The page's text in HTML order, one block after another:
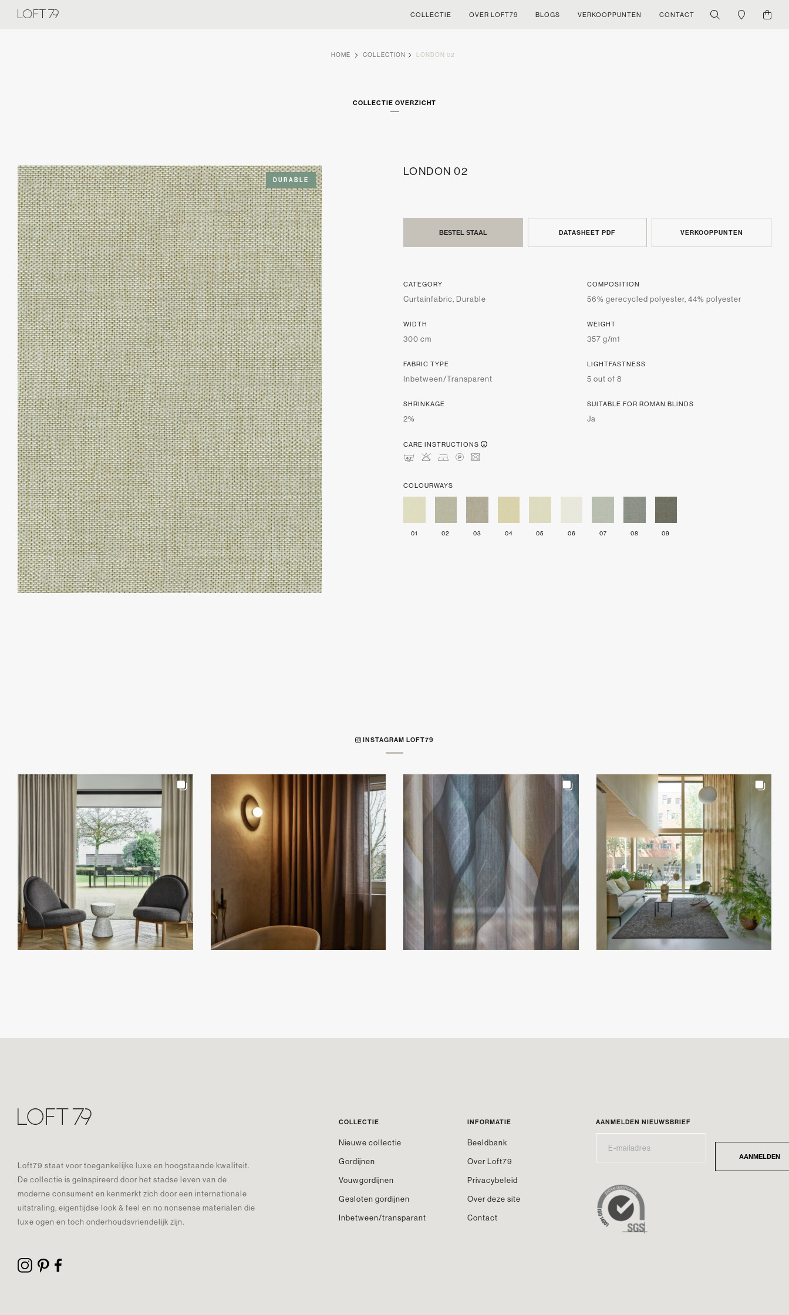
COLLECTIE OVER LOFT79 BLOGS VERKOOPPUNTEN CONTACT
HOME COLLECTION LONDON 02
COLLECTIE OVERZICHT
DURABLE
LONDON 02
BESTEL STAAL DATASHEET PDF VERKOOPPUNTEN
CATEGORY
Curtainfabric, Durable
COMPOSITION
56% gerecycled polyester, 44% polyester
WIDTH
300 cm
WEIGHT
357 g/m1
FABRIC TYPE
Inbetween/Transparent
LIGHTFASTNESS
5 out of 8
SHRINKAGE
2%
SUITABLE FOR ROMAN BLINDS
Ja
CARE INSTRUCTIONS
nHDLU
COLOURWAYS
01 02 03 04 05 06 07 08 09
INSTAGRAM LOFT79
Loft79 staat voor toegankelijke luxe en hoogstaande kwaliteit.
De collectie is geïnspireerd door het stadse leven van de
moderne consument en kenmerkt zich door een internationale
uitstraling, eigentijdse look & feel en no nonsense materialen die
luxe ogen en toch onderhoudsvriendelijk zijn.
COLLECTIE
Nieuwe collectie
Gordijnen
Vouwgordijnen
Gesloten gordijnen
Inbetween/transparant
INFORMATIE
Beeldbank
Over Loft79
Privacybeleid
Over deze site
Contact
AANMELDEN NIEUWSBRIEF
* AANMELDEN